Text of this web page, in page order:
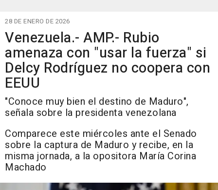
28 DE ENERO DE 2026
Venezuela.- AMP.- Rubio
amenaza con "usar la fuerza" si
Delcy Rodríguez no coopera con
EEUU
"Conoce muy bien el destino de Maduro",
señala sobre la presidenta venezolana
Comparece este miércoles ante el Senado
sobre la captura de Maduro y recibe, en la
misma jornada, a la opositora María Corina
Machado